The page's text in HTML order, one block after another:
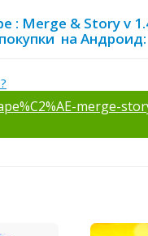
: Merge & Story v
на Андроид:
merge-